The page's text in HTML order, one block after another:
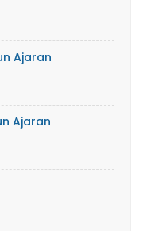
Ajaran
Ajaran